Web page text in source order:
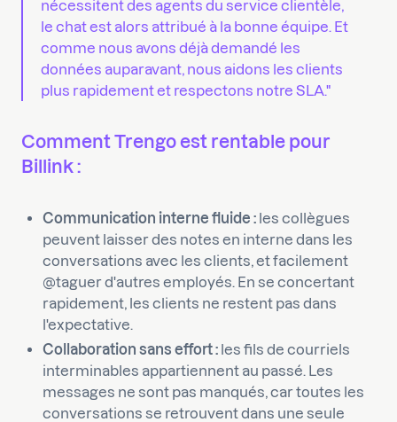
nécessitent des agents du service clientèle,
le chat est alors attribué à la bonne équipe. Et
comme nous avons déjà demandé les
données auparavant, nous aidons les clients
plus rapidement et respectons notre SLA."
Comment Trengo est rentable pour
Billink :
Communication interne fluide : les collègues
peuvent laisser des notes en interne dans les
conversations avec les clients, et facilement
@taguer d'autres employés. En se concertant
rapidement, les clients ne restent pas dans
l'expectative.
Collaboration sans effort : les fils de courriels
interminables appartiennent au passé. Les
messages ne sont pas manqués, car toutes les
conversations se retrouvent dans une seule